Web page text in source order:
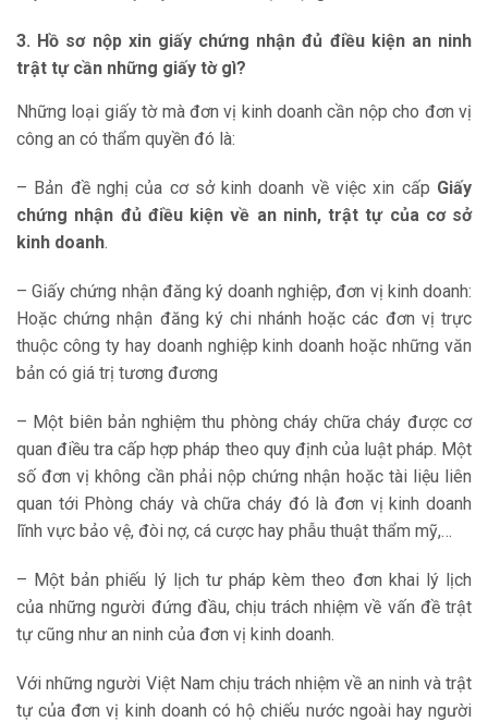
3. Hồ sơ nộp xin giấy chứng nhận đủ điều kiện an ninh
trật tự cần những giấy tờ gì?
Những loại giấy tờ mà đơn vị kinh doanh cần nộp cho đơn vị
công an có thẩm quyền đó là:
– Bản đề nghị của cơ sở kinh doanh về việc xin cấp Giấy
chứng nhận đủ điều kiện về an ninh, trật tự của cơ sở
kinh doanh.
– Giấy chứng nhận đăng ký doanh nghiệp, đơn vị kinh doanh:
Hoặc chứng nhận đăng ký chi nhánh hoặc các đơn vị trực
thuộc công ty hay doanh nghiệp kinh doanh hoặc những văn
bản có giá trị tương đương
– Một biên bản nghiệm thu phòng cháy chữa cháy được cơ
quan điều tra cấp hợp pháp theo quy định của luật pháp. Một
số đơn vị không cần phải nộp chứng nhận hoặc tài liệu liên
quan tới Phòng cháy và chữa cháy đó là đơn vị kinh doanh
lĩnh vực bảo vệ, đòi nợ, cá cược hay phẫu thuật thẩm mỹ,…
– Một bản phiếu lý lịch tư pháp kèm theo đơn khai lý lịch
của những người đứng đầu, chịu trách nhiệm về vấn đề trật
tự cũng như an ninh của đơn vị kinh doanh.
Với những người Việt Nam chịu trách nhiệm về an ninh và trật
tự của đơn vị kinh doanh có hộ chiếu nước ngoài hay người